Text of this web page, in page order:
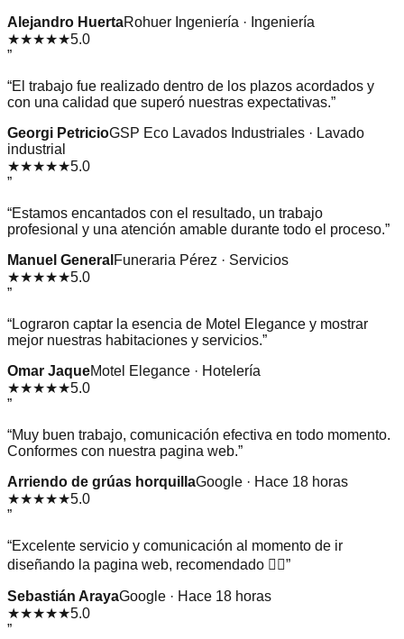
Alejandro HuertaRohuer Ingeniería · Ingeniería
★★★★★5.0
”
“El trabajo fue realizado dentro de los plazos acordados y
con una calidad que superó nuestras expectativas.”
Georgi PetricioGSP Eco Lavados Industriales · Lavado
industrial
★★★★★5.0
”
“Estamos encantados con el resultado, un trabajo
profesional y una atención amable durante todo el proceso.”
Manuel General Funeraria Pérez · Servicios
★★★★★5.0
”
“Lograron captar la esencia de Motel Elegance y mostrar
mejor nuestras habitaciones y servicios.”
Omar JaqueMotel Elegance · Hotelería
★★★★★5.0
”
“Muy buen trabajo, comunicación efectiva en todo momento.
Conformes con nuestra pagina web.”
Arriendo de grúas horquillaGoogle · Hace 18 horas
★★★★★5.0
”
“Excelente servicio y comunicación al momento de ir
diseñando la pagina web, recomendado 👌🏻”
Sebastián ArayaGoogle · Hace 18 horas
★★★★★5.0
”